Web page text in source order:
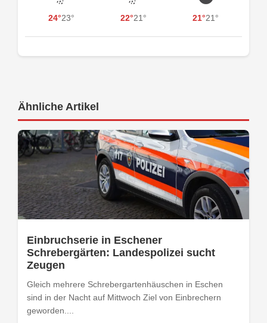
24°23° 22°21° 21°21°
Ähnliche Artikel
Einbruchserie in Eschener
Schrebergärten: Landespolizei sucht
Zeugen
Gleich mehrere Schrebergartenhäuschen in Eschen
sind in der Nacht auf Mittwoch Ziel von Einbrechern
geworden....